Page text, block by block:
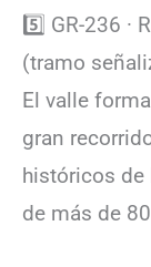
5️⃣ GR-236 ·
(tramo
El valle
gran
históricos de
de más de